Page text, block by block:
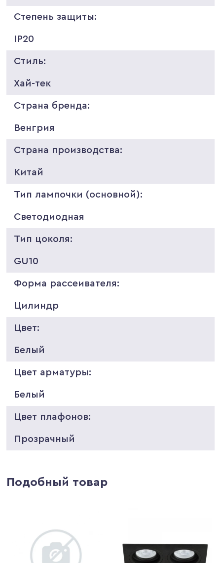
Степень защиты:
IP20
Стиль:
Хай-тек
Страна бренда:
Венгрия
Страна производства:
Китай
Тип лампочки (основной):
Светодиодная
Тип цоколя:
GU10
Форма рассеивателя:
Цилиндр
Цвет:
Белый
Цвет арматуры:
Белый
Цвет плафонов:
Прозрачный
Подобный товар